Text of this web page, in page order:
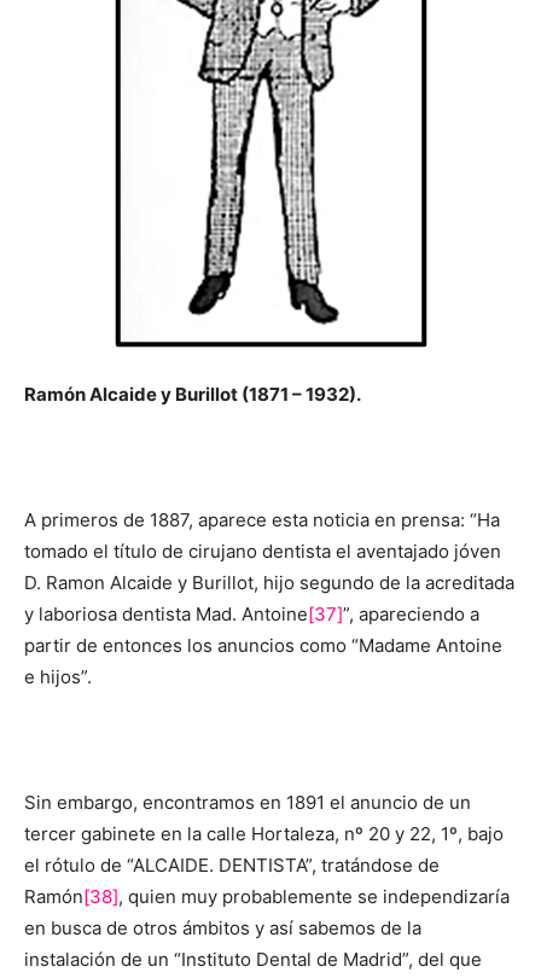
Ramón Alcaide y Burillot (1871 – 1932).
A primeros de 1887, aparece esta noticia en prensa: “Ha
tomado el título de cirujano dentista el aventajado jóven
D. Ramon Alcaide y Burillot, hijo segundo de la acreditada
y laboriosa dentista Mad. Antoine[37]”, apareciendo a
partir de entonces los anuncios como “Madame Antoine
e hijos”.
Sin embargo, encontramos en 1891 el anuncio de un
tercer gabinete en la calle Hortaleza, nº 20 y 22, 1º, bajo
el rótulo de “ALCAIDE. DENTISTA”, tratándose de
Ramón[38], quien muy probablemente se independizaría
en busca de otros ámbitos y así sabemos de la
instalación de un “Instituto Dental de Madrid”, del que